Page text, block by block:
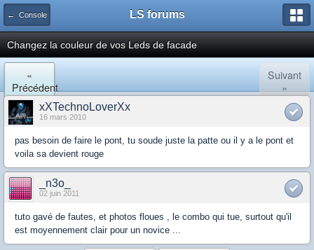
← Console LS forums
Changez la couleur de vos Leds de facade
«
Précédent
Suivant
»
xXTechnoLoverXx
16 mars 2010
pas besoin de faire le pont, tu soude juste la patte ou il y a le pont et
voila sa devient rouge
_n3o_
02 juin 2011
tuto gavé de fautes, et photos floues , le combo qui tue, surtout qu'il
est moyennement clair pour un novice ...